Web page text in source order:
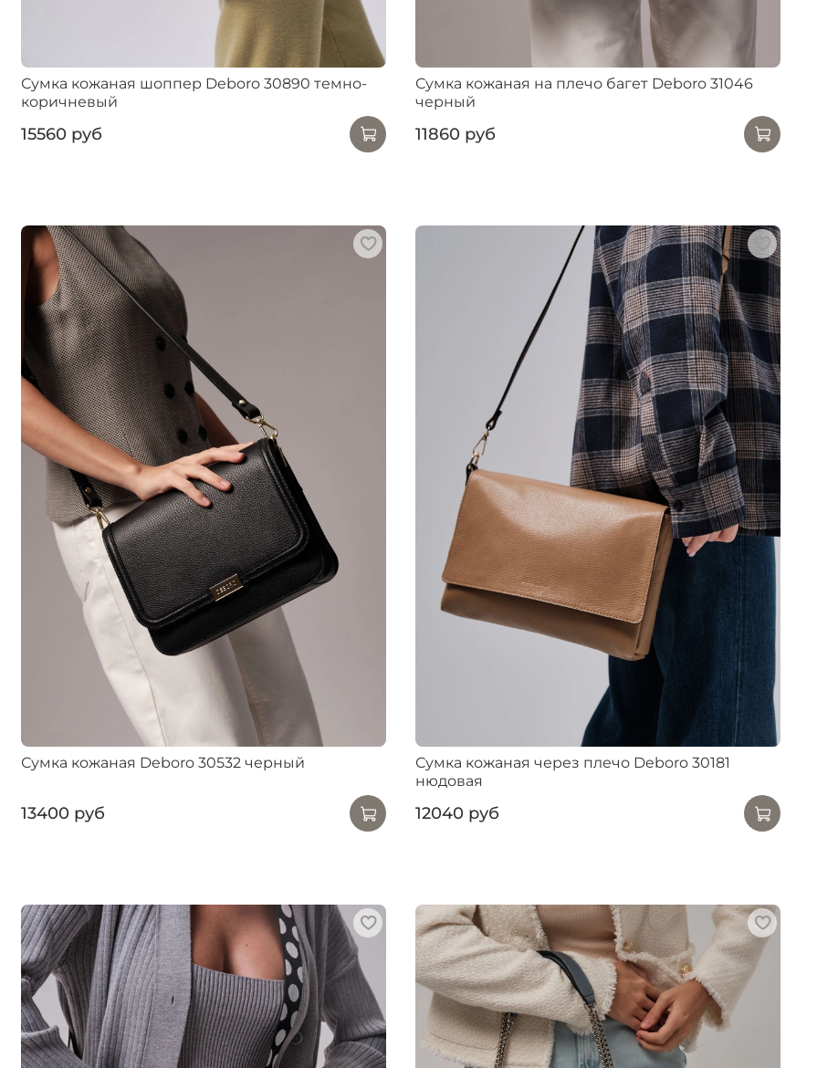
Сумка кожаная шоппер Deboro 30890 темно-
коричневый
15560 руб
Сумка кожаная на плечо багет Deboro 31046
черный
11860 руб
Сумка кожаная Deboro 30532 черный
13400 руб
Сумка кожаная через плечо Deboro 30181
нюдовая
12040 руб